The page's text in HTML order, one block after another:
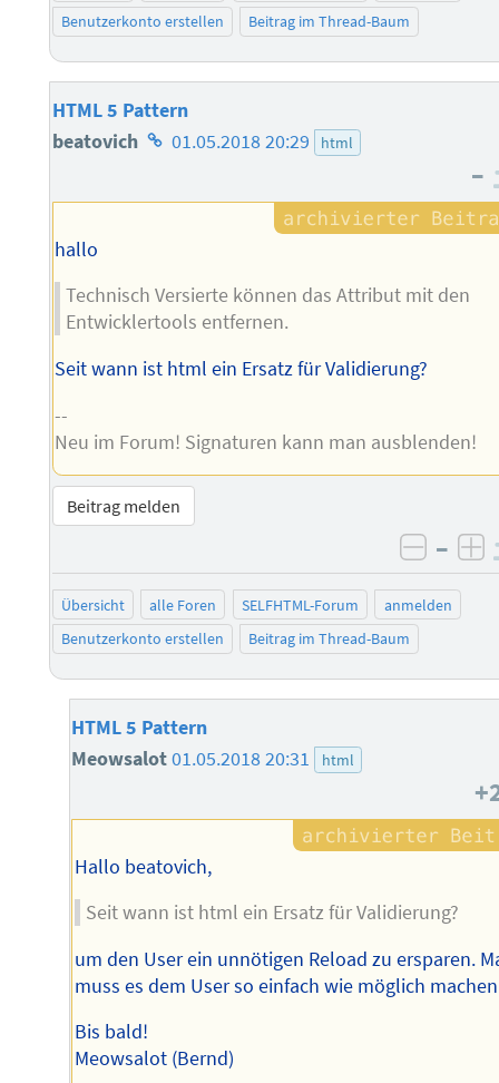
Benutzerkonto erstellen Beitrag im Thread-Baum
HTML 5 Pattern
beatovich Homepage
Autors
01.05.2018 20:29 html
–
hallo
Technisch Versierte können das Attribut mit den
Entwicklertools entfernen.
Seit wann ist html ein Ersatz für Validierung?
--
Neu im Forum! Signaturen kann man ausblenden!
Beitrag melden
–
Übersicht alle Foren SELFHTML-Forum
anmelden
Benutzerkonto erstellen
Beitrag im Thread-Baum
HTML 5 Pattern
Meowsalot01.05.2018 20:31 html
Hallo beatovich,
Seit wann ist html ein Ersatz für Validierung?
um den User ein unnötigen Reload zu ersparen.
muss es dem User so einfach wie möglich
Bis bald!
Meowsalot (Bernd)